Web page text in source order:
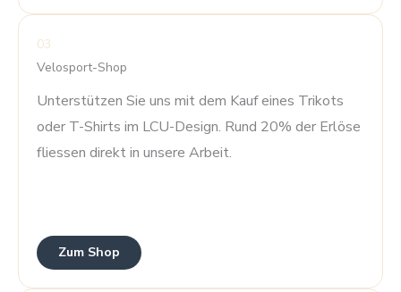
03
Velosport-Shop
Unterstützen Sie uns mit dem Kauf eines Trikots
oder T-Shirts im LCU-Design. Rund 20% der Erlöse
fliessen direkt in unsere Arbeit.
Zum Shop